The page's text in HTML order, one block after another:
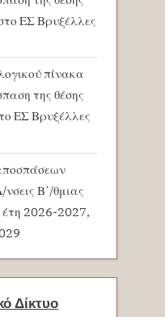
ΕΣ Βρυξέλλες
πίνακα
της θέσης
ΕΣ Βρυξέλλες
Β΄/θμιας
έτη 2026-2027,
Δίκτυο